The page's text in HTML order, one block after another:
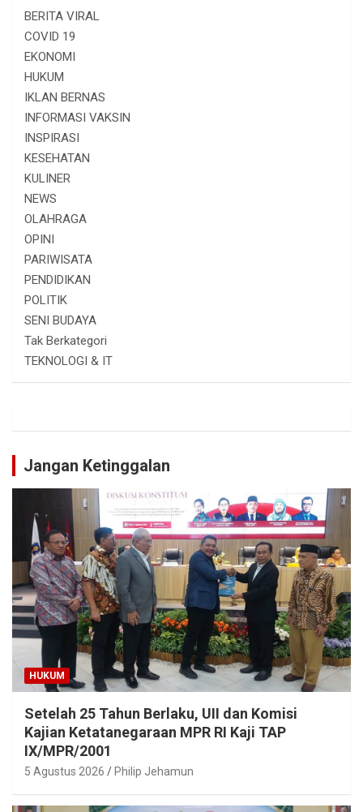
BERITA VIRAL
COVID 19
EKONOMI
HUKUM
IKLAN BERNAS
INFORMASI VAKSIN
INSPIRASI
KESEHATAN
KULINER
NEWS
OLAHRAGA
OPINI
PARIWISATA
PENDIDIKAN
POLITIK
SENI BUDAYA
Tak Berkategori
TEKNOLOGI & IT
Jangan Ketinggalan
HUKUM
Setelah 25 Tahun Berlaku, UII dan Komisi
Kajian Ketatanegaraan MPR RI Kaji TAP
IX/MPR/2001
5 Agustus 2026 Philip Jehamun